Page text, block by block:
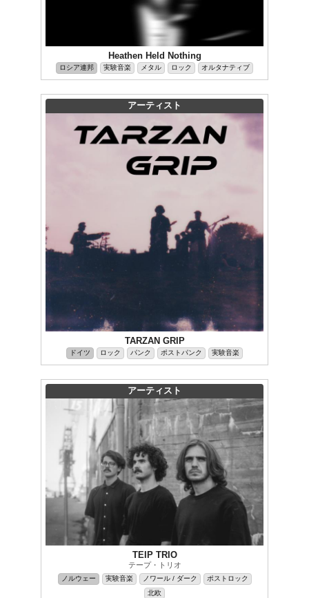
Heathen Held Nothing
ロシア連邦 実験音楽 メタル ロック オルタナティブ
アーティスト
TARZAN GRIP
ドイツ ロック パンク ポストパンク 実験音楽
アーティスト
TEIP TRIO
テープ・トリオ
ノルウェー 実験音楽 ノワール / ダーク
ポストロック
北欧